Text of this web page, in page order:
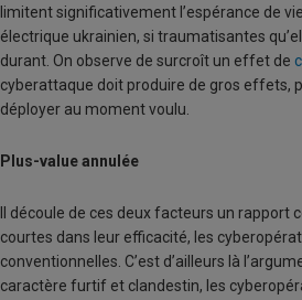
limitent significativement l’espérance de
électrique ukrainien, si traumatisantes
durant. On observe de surcroît un effet de
cyberattaque doit produire de gros effets,
déployer au moment voulu.
Plus-value annulée
Il découle de ces deux facteurs un
courtes dans leur efficacité, les
conventionnelles. C’est d’ailleurs là
caractère furtif et clandestin, les